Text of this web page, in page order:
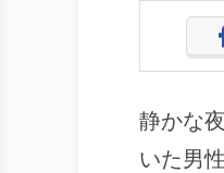
静かな
いた男